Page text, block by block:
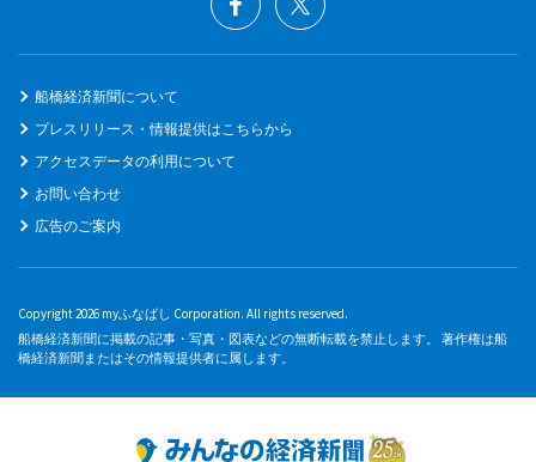
船橋経済新聞について
プレスリリース・情報提供はこちらから
アクセスデータの利用について
お問い合わせ
広告のご案内
Copyright 2026 myふなばし Corporation. All rights reserved.
船橋経済新聞に掲載の記事・写真・図表などの無断転載を禁止します。 著作権は船
橋経済新聞またはその情報提供者に属します。